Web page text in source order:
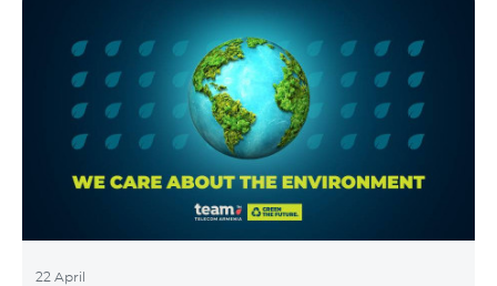
«Արմենիա միջազգային օդանավակայան» ՓԲԸ
ժամանման սրահ Շուրջօրյա
22 April